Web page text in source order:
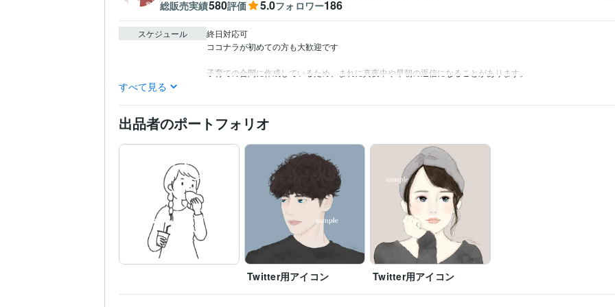
総販売実績580評価 5.0フォロワー186
スケジュール
終日対応可
ココナラが初めての方も大歓迎です
子育ての合間に作成しているため、まれに真夜中や早朝の返信になることがあります。
すべて見る
出品者のポートフォリオ
Twitter用アイコン Twitter用アイコン